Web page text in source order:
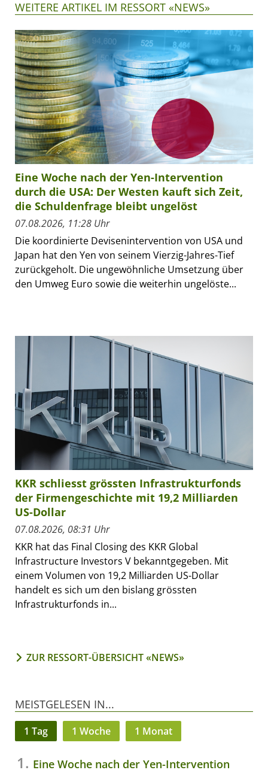
WEITERE ARTIKEL IM RESSORT «NEWS»
Eine Woche nach der Yen-Intervention
durch die USA: Der Westen kauft sich Zeit,
die Schuldenfrage bleibt ungelöst
07.08.2026, 11:28 Uhr
Die koordinierte Devisenintervention von USA und
Japan hat den Yen von seinem Vierzig-Jahres-Tief
zurückgeholt. Die ungewöhnliche Umsetzung über
den Umweg Euro sowie die weiterhin ungelöste...
KKR schliesst grössten Infrastrukturfonds
der Firmengeschichte mit 19,2 Milliarden
US-Dollar
07.08.2026, 08:31 Uhr
KKR hat das Final Closing des KKR Global
Infrastructure Investors V bekanntgegeben. Mit
einem Volumen von 19,2 Milliarden US-Dollar
handelt es sich um den bislang grössten
Infrastrukturfonds in...
ZUR RESSORT-ÜBERSICHT «NEWS»
MEISTGELESEN IN...
1 Tag 1 Woche 1 Monat
Eine Woche nach der Yen-Intervention